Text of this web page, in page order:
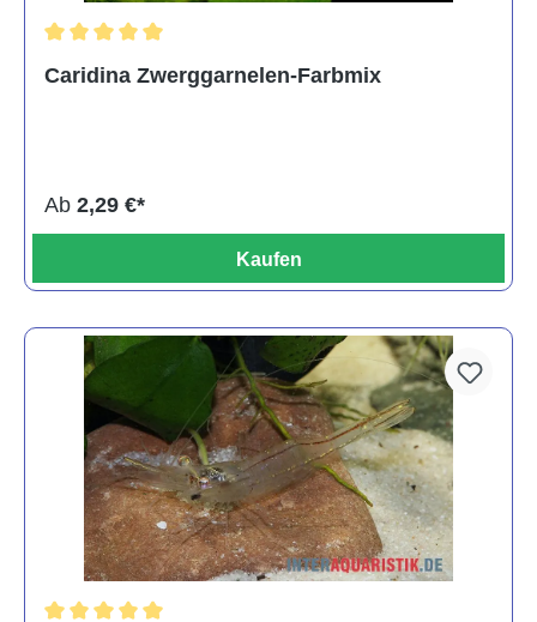
Caridina Zwerggarnelen-Farbmix
Ab 2,29 €*
Kaufen